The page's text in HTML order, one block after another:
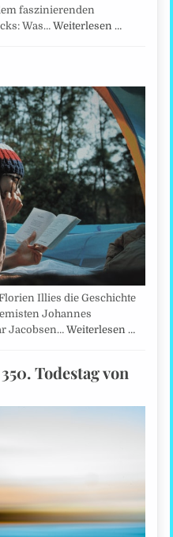
faszinierenden
Was…Weiterlesen …
Illies die Geschichte
Johannes
Jacobsen…Weiterlesen …
Todestag von